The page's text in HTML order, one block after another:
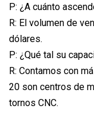
P: ¿A cuánto
R: El volumen de
dólares.
P: ¿Qué tal su
R: Contamos con
20 son centros de
tornos CNC.